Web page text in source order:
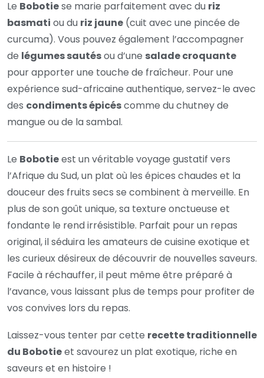
Le Bobotiese marie parfaitement avec du riz
basmati ou du riz jaune (cuit avec une pincée de
curcuma). Vous pouvez également l’accompagner
de légumes sautésou d’une salade croquante
pour apporter une touche de fraîcheur. Pour une
expérience sud-africaine authentique, servez-le avec
des condiments épicéscomme du chutney de
mangue ou de la sambal.
Le Bobotieest un véritable voyage gustatif vers
l’Afrique du Sud, un plat où les épices chaudes et la
douceur des fruits secs se combinent à merveille. En
plus de son goût unique, sa texture onctueuse et
fondante le rend irrésistible. Parfait pour un repas
original, il séduira les amateurs de cuisine exotique et
les curieux désireux de découvrir de nouvelles saveurs.
Facile à réchauffer, il peut même être préparé à
l’avance, vous laissant plus de temps pour profiter de
vos convives lors du repas.
Laissez-vous tenter par cette recette traditionnelle
du Bobotieet savourez un plat exotique, riche en
saveurs et en histoire !